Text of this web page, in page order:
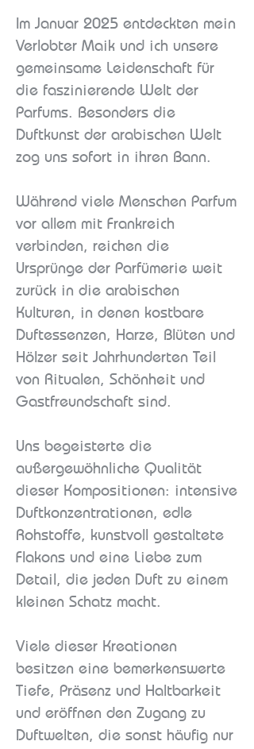
Im Januar 2025 entdeckten mein
Verlobter Maik und ich unsere
gemeinsame Leidenschaft für
die faszinierende Welt der
Parfums. Besonders die
Duftkunst der arabischen Welt
zog uns sofort in ihren Bann.
Während viele Menschen Parfum
vor allem mit Frankreich
verbinden, reichen die
Ursprünge der Parfümerie weit
zurück in die arabischen
Kulturen, in denen kostbare
Duftessenzen, Harze, Blüten und
Hölzer seit Jahrhunderten Teil
von Ritualen, Schönheit und
Gastfreundschaft sind.
Uns begeisterte die
außergewöhnliche Qualität
dieser Kompositionen: intensive
Duftkonzentrationen, edle
Rohstoffe, kunstvoll gestaltete
Flakons und eine Liebe zum
Detail, die jeden Duft zu einem
kleinen Schatz macht.
Viele dieser Kreationen
besitzen eine bemerkenswerte
Tiefe, Präsenz und Haltbarkeit
und eröffnen den Zugang zu
Duftwelten, die sonst häufig nur